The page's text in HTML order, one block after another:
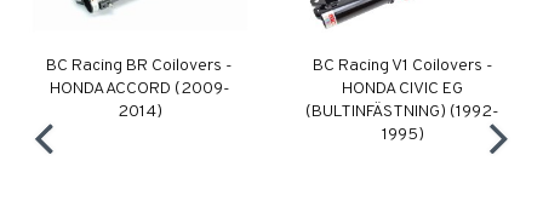
BC Racing BR Coilovers -
HONDA ACCORD (2009-
2014)
BC Racing V1 Coilovers -
HONDA CIVIC EG
(BULTINFÄSTNING) (1992-
1995)